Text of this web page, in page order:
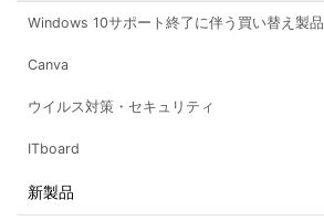
Windows 10サポート終了に伴う買い替え製品
Canva
ウイルス対策・セキュリティ
ITboard
新製品